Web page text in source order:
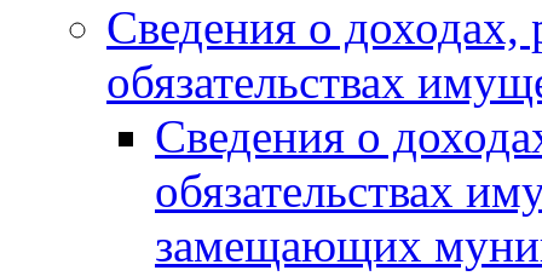
Сведения о доходах,
обязательствах
Сведения о
обязательствах
замещающих